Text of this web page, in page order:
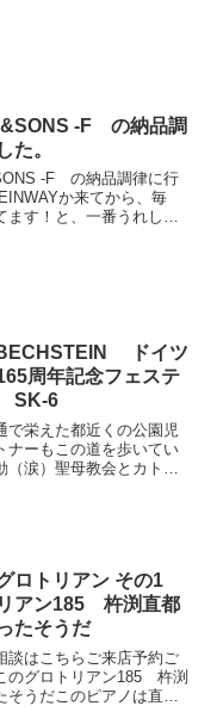
-F の納品調
た。
-F の納品調律に行
か来てから、毎
す！と、一番うれしい
ドイツ
周年記念フェステ
SK-6
で栄えた都近くの公園児
ナーもこの道を歩いてい
（涙）聖母教会とカトリ
ロトリアン その1
アン185 杵渕直都
たそうだ
談はこちらご来店予約ご
のグロトリアン185 杵渕
そうだこのピアノは直知